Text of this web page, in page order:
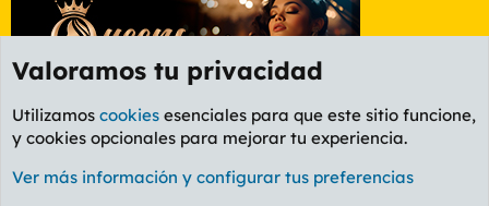
Foro General
Cookies
PL OLDSTYLE AMARILLO
Valoramos tu privacidad
Utilizamos cookies esenciales para que este sitio funcione,
y cookies opcionales para mejorar tu experiencia.
Ver más información y configurar tus preferencias